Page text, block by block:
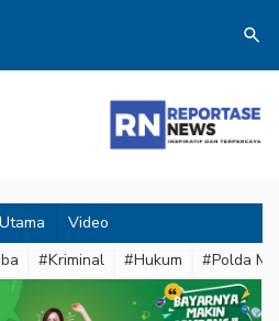
search
Video
#Kriminal #Hukum #Polda